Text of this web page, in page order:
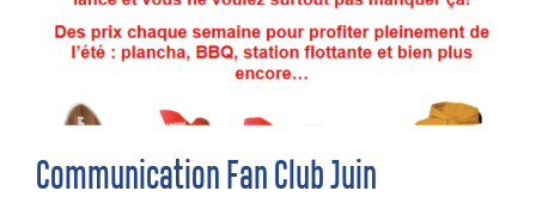
Communication Fan Club Juin